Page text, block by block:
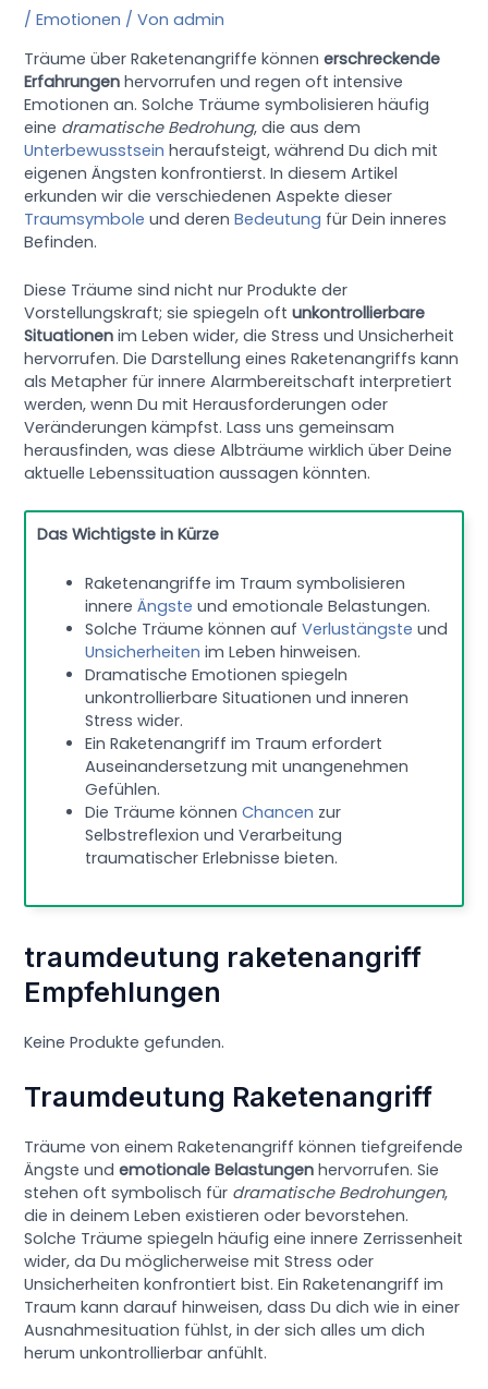
/Emotionen / Vonadmin
Träume über Raketenangriffe könnenerschreckende
Erfahrungen hervorrufen und regen oft intensive
Emotionen an. Solche Träume symbolisieren häufig
eine dramatische Bedrohung, die aus dem
Unterbewusstsein heraufsteigt, während Du dich mit
eigenen Ängsten konfrontierst. In diesem Artikel
erkunden wir die verschiedenen Aspekte dieser
Traumsymbole und derenBedeutung für Dein inneres
Befinden.
Diese Träume sind nicht nur Produkte der
Vorstellungskraft; sie spiegeln oftunkontrollierbare
Situationen im Leben wider, die Stress und Unsicherheit
hervorrufen. Die Darstellung eines Raketenangriffs kann
als Metapher für innere Alarmbereitschaft interpretiert
werden, wenn Du mit Herausforderungen oder
Veränderungen kämpfst. Lass uns gemeinsam
herausfinden, was diese Albträume wirklich über Deine
aktuelle Lebenssituation aussagen könnten.
Das Wichtigste in Kürze
Raketenangriffe im Traum symbolisieren
innereÄngste und emotionale Belastungen.
Solche Träume können aufVerlustängste und
Unsicherheiten im Leben hinweisen.
Dramatische Emotionen spiegeln
unkontrollierbare Situationen und inneren
Stress wider.
Ein Raketenangriff im Traum erfordert
Auseinandersetzung mit unangenehmen
Gefühlen.
Die Träume könnenChancen zur
Selbstreflexion und Verarbeitung
traumatischer Erlebnisse bieten.
traumdeutung raketenangriff
Empfehlungen
Keine Produkte gefunden.
Traumdeutung Raketenangriff
Träume von einem Raketenangriff können tiefgreifende
Ängste undemotionale Belastungen hervorrufen. Sie
stehen oft symbolisch für dramatische Bedrohungen,
die in deinem Leben existieren oder bevorstehen.
Solche Träume spiegeln häufig eine innere Zerrissenheit
wider, da Du möglicherweise mit Stress oder
Unsicherheiten konfrontiert bist. Ein Raketenangriff im
Traum kann darauf hinweisen, dass Du dich wie in einer
Ausnahmesituation fühlst, in der sich alles um dich
herum unkontrollierbar anfühlt.